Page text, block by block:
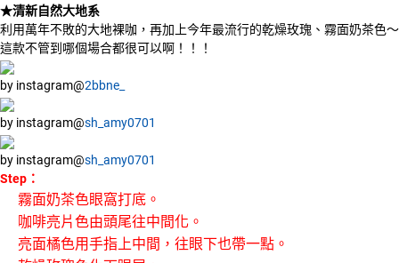
★清新自然大地系
利用萬年不敗的大地裸咖，再加上今年最流行的乾燥玫瑰、霧面奶茶色～
這款不管到哪個場合都很可以啊！！！
by instagram@2bbne_
by instagram@sh_amy0701
by instagram@sh_amy0701
Step：
霧面奶茶色眼窩打底。
咖啡亮片色由頭尾往中間化。
亮面橘色用手指上中間，往眼下也帶一點。